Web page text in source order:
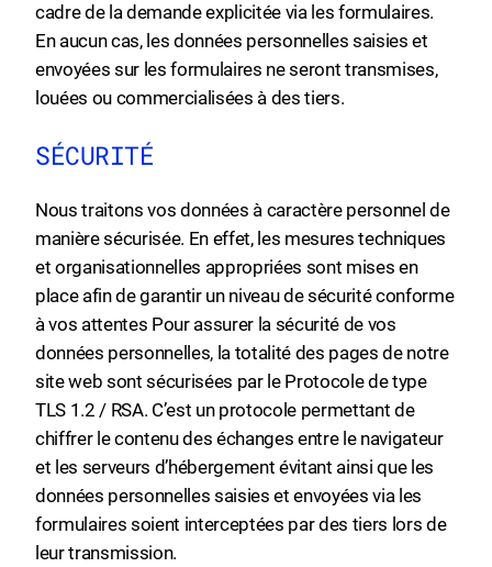
cadre de la demande explicitée via les formulaires.
En aucun cas, les données personnelles saisies et
envoyées sur les formulaires ne seront transmises,
louées ou commercialisées à des tiers.
SÉCURITÉ
Nous traitons vos données à caractère personnel de
manière sécurisée. En effet, les mesures techniques
et organisationnelles appropriées sont mises en
place afin de garantir un niveau de sécurité conforme
à vos attentes Pour assurer la sécurité de vos
données personnelles, la totalité des pages de notre
site web sont sécurisées par le Protocole de type
TLS 1.2 / RSA. C’est un protocole permettant de
chiffrer le contenu des échanges entre le navigateur
et les serveurs d’hébergement évitant ainsi que les
données personnelles saisies et envoyées via les
formulaires soient interceptées par des tiers lors de
leur transmission.